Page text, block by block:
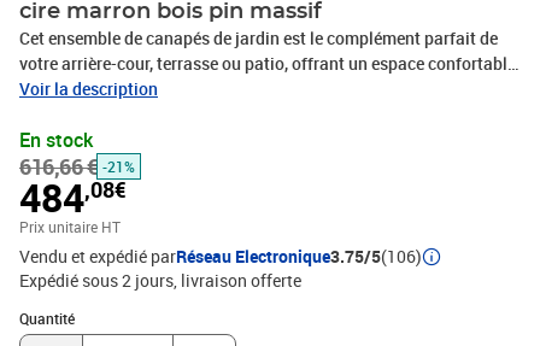
cire marron bois pin massif
Cet ensemble de canapés de jardin est le complément parfait de
votre arrière-cour, terrasse ou patio, offrant un espace confortable
et accueillant pour discuter avec la famille et les amis ou
et durable : le bois de pin massif est connu pour sa résistance et sa
durabilité. Ses grains droits et ses nœuds distinctifs contribuent à
son charme rustique.Expérience d'assise confortable : ce mobilier
d'extérieur, doté de coussins épais, offre une expérience d'assise
confortable.Bien ventilé et prévention de l'accumulation d'eau : la
conception à lattes favorise une circulation optimale de l'air et
empêche efficacement l'accumulation d'eau, assurant ainsi une
assise sèche et confortable.Conception modulaire : cet ensemble
Voir la description
En stock
616,66 € -21%
484,08€
Prix unitaire HT
Vendu et expédié parRéseau Electronique3.75/5(106)
Expédié sous 2 jours livraison offerte
Quantité
Quantité : 1